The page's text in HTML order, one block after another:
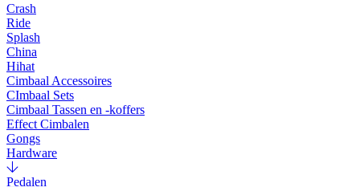
Crash
Ride
Splash
China
Hihat
Cimbaal Accessoires
CImbaal Sets
Cimbaal Tassen en -koffers
Effect Cimbalen
Gongs
Hardware
Pedalen